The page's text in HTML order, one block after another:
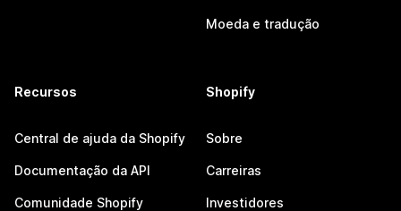
Moeda e tradução
Recursos
Central de ajuda da Shopify
Documentação da API
Comunidade Shopify
Shopify
Sobre
Carreiras
Investidores